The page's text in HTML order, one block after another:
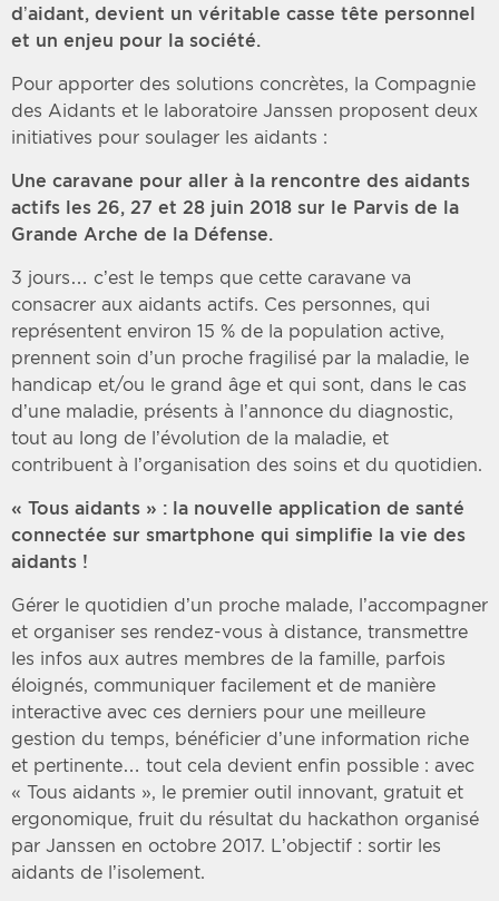
d’aidant, devient un véritable casse tête personnel
et un enjeu pour la société.
Pour apporter des solutions concrètes, la Compagnie
des Aidants et le laboratoire Janssen proposent deux
initiatives pour soulager les aidants :
Une caravane pour aller à la rencontre des aidants
actifs les 26, 27 et 28 juin 2018 sur le Parvis de la
Grande Arche de la Défense.
3 jours… c’est le temps que cette caravane va
consacrer aux aidants actifs. Ces personnes, qui
représentent environ 15 % de la population active,
prennent soin d’un proche fragilisé par la maladie, le
handicap et/ou le grand âge et qui sont, dans le cas
d’une maladie, présents à l’annonce du diagnostic,
tout au long de l’évolution de la maladie, et
contribuent à l’organisation des soins et du quotidien.
« Tous aidants » : la nouvelle application de santé
connectée sur smartphone qui simplifie la vie des
aidants !
Gérer le quotidien d’un proche malade, l’accompagner
et organiser ses rendez-vous à distance, transmettre
les infos aux autres membres de la famille, parfois
éloignés, communiquer facilement et de manière
interactive avec ces derniers pour une meilleure
gestion du temps, bénéficier d’une information riche
et pertinente… tout cela devient enfin possible : avec
« Tous aidants », le premier outil innovant, gratuit et
ergonomique, fruit du résultat du hackathon organisé
par Janssen en octobre 2017. L’objectif : sortir les
aidants de l’isolement.